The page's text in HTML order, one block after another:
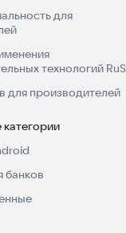
для
технологий
для производителей
банков